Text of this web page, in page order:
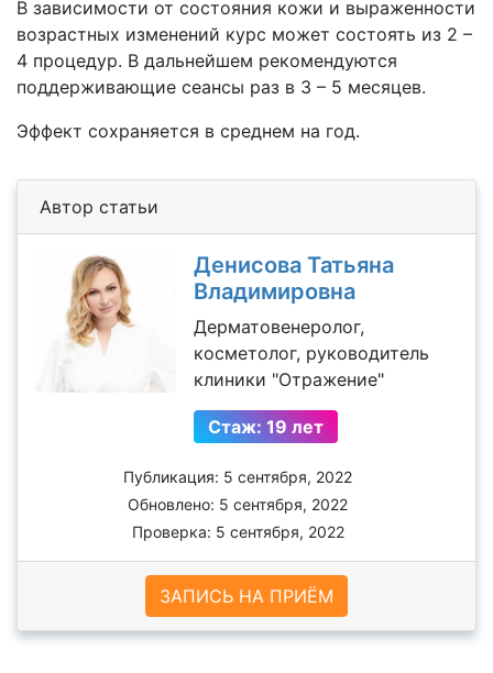
В зависимости от состояния кожи и выраженности
возрастных изменений курс может состоять из 2 –
4 процедур. В дальнейшем рекомендуются
поддерживающие сеансы раз в 3 – 5 месяцев.
Эффект сохраняется в среднем на год.
Автор статьи
Денисова Татьяна
Владимировна
Дерматовенеролог,
косметолог, руководитель
клиники "Отражение"
Стаж: 19 лет
Публикация: 5 сентября, 2022
Обновлено: 5 сентября, 2022
Проверка: 5 сентября, 2022
ЗАПИСЬ НА ПРИЁМ